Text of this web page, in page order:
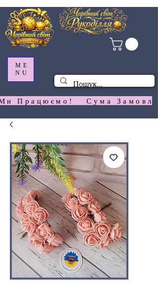
ME
NU
Працюємо!   Сума